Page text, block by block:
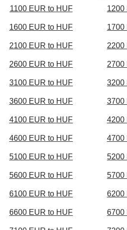
1100 EUR to HUF 1200
1600 EUR to HUF 1700
2100 EUR to HUF 2200
2600 EUR to HUF 2700
3100 EUR to HUF 3200
3600 EUR to HUF 3700
4100 EUR to HUF 4200
4600 EUR to HUF 4700
5100 EUR to HUF 5200
5600 EUR to HUF 5700
6100 EUR to HUF 6200
6600 EUR to HUF 6700